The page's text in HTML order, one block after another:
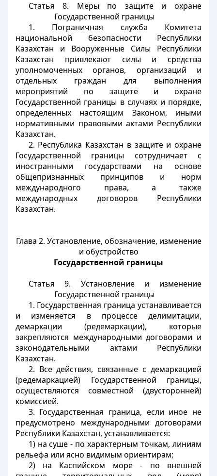
Статья 8. Меры по защите и охране
Государственной границы
1. Пограничная служба Комитета
национальной безопасности Республики
Казахстан и Вооруженные Силы Республики
Казахстан привлекают силы и средства
уполномоченных органов, организаций и
отдельных граждан для выполнения
мероприятий по защите и охране
Государственной границы в случаях и порядке,
определенных настоящим Законом, иными
нормативными правовыми актами Республики
Казахстан.
2. Республика Казахстан в защите и охране
Государственной границы сотрудничает с
иностранными государствами на основе
общепризнанных принципов и норм
международного права, а также
международных договоров Республики
Казахстан.
Глава 2. Установление, обозначение, изменение
и обустройство
Государственной границы
Статья 9. Установление и изменение
Государственной границы
1. Государственная граница устанавливается
и изменяется в процессе делимитации,
демаркации (редемаркации), которые
закрепляются международными договорами и
законодательными актами Республики
Казахстан.
2. Все действия, связанные с демаркацией
(редемаркацией) Государственной границы,
осуществляются совместной (двусторонней)
комиссией.
3. Государственная граница, если иное не
предусмотрено международными договорами
Республики Казахстан, устанавливается:
1) на суше - по характерным точкам, линиям
рельефа или ясно видимым ориентирам;
2) на Каспийском море - по внешней